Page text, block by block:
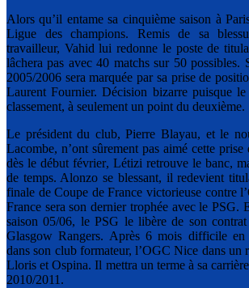
Alors qu’il entame sa cinquième saison à
Ligue des champions. Remis de sa
travailleur, Vahid lui redonne le poste de
lâchera pas avec 40 matchs sur 50 possibles.
2005/2006 sera marquée par sa prise de
Laurent Fournier. Décision bizarre puisque
classement, à seulement un point du deuxième.
Le président du club, Pierre Blayau, et le
Lacombe, n’ont sûrement pas aimé cette
dès le début février, Létizi retrouve le banc,
de temps. Alonzo se blessant, il redevient
finale de Coupe de France victorieuse contre
France sera son dernier trophée avec le PSG.
saison 05/06, le PSG le libère de son
Glasgow Rangers. Après 6 mois difficile en
dans son club formateur, l’OGC Nice dans un
Lloris et Ospina. Il mettra un terme à sa
2010/2011.